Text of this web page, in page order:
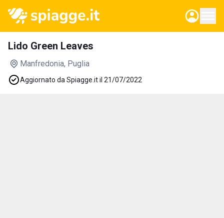
Lido Green Leaves
Manfredonia, Puglia
Aggiornato da Spiagge.it il 21/07/2022